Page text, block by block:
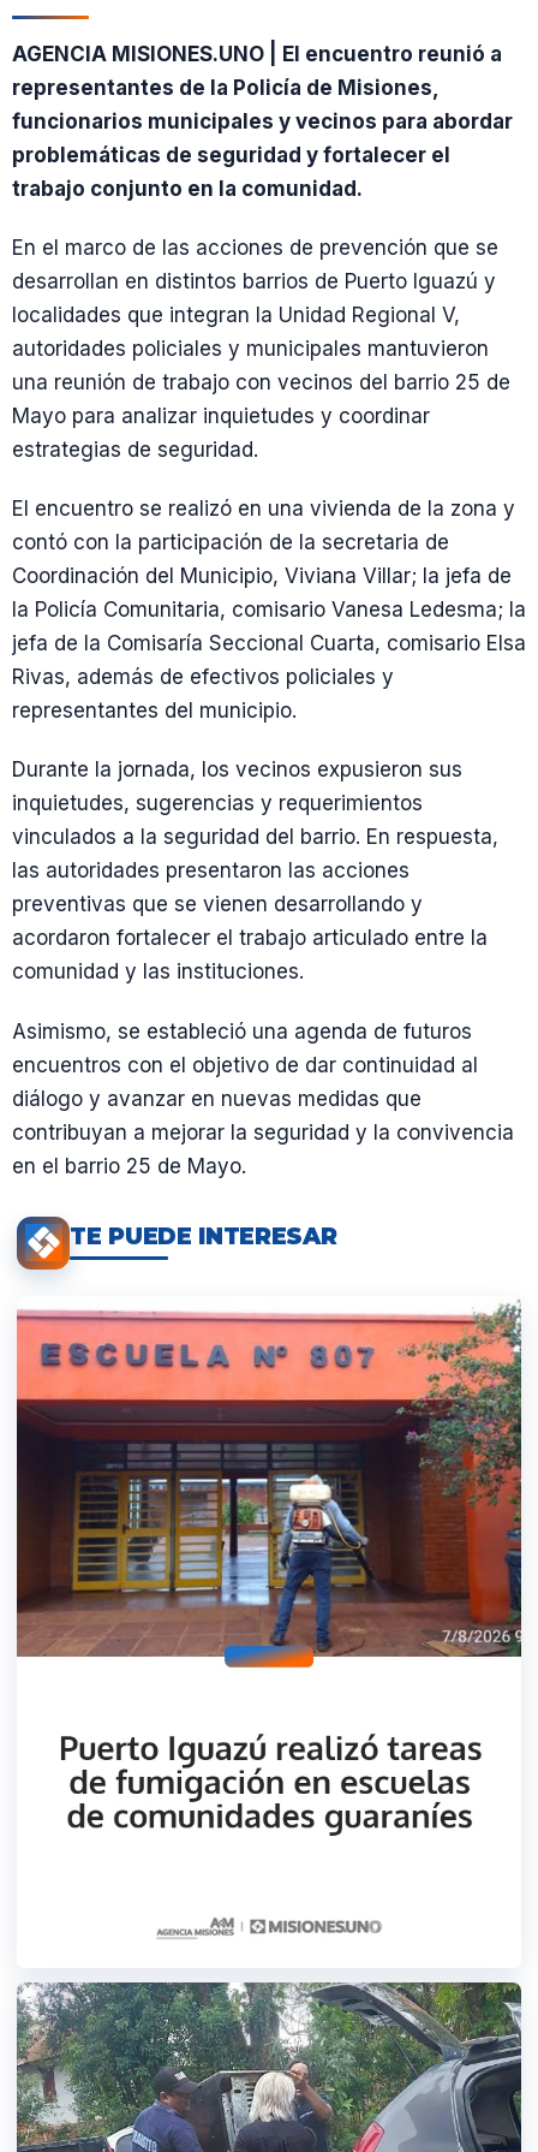
AGENCIA MISIONES.UNO | El encuentro reunió a
representantes de la Policía de Misiones,
funcionarios municipales y vecinos para abordar
problemáticas de seguridad y fortalecer el
trabajo conjunto en la comunidad.
En el marco de las acciones de prevención que se
desarrollan en distintos barrios de Puerto Iguazú y
localidades que integran la Unidad Regional V,
autoridades policiales y municipales mantuvieron
una reunión de trabajo con vecinos del barrio 25 de
Mayo para analizar inquietudes y coordinar
estrategias de seguridad.
El encuentro se realizó en una vivienda de la zona y
contó con la participación de la secretaria de
Coordinación del Municipio, Viviana Villar; la jefa de
la Policía Comunitaria, comisario Vanesa Ledesma; la
jefa de la Comisaría Seccional Cuarta, comisario Elsa
Rivas, además de efectivos policiales y
representantes del municipio.
Durante la jornada, los vecinos expusieron sus
inquietudes, sugerencias y requerimientos
vinculados a la seguridad del barrio. En respuesta,
las autoridades presentaron las acciones
preventivas que se vienen desarrollando y
acordaron fortalecer el trabajo articulado entre la
comunidad y las instituciones.
Asimismo, se estableció una agenda de futuros
encuentros con el objetivo de dar continuidad al
diálogo y avanzar en nuevas medidas que
contribuyan a mejorar la seguridad y la convivencia
en el barrio 25 de Mayo.
TE PUEDE INTERESAR